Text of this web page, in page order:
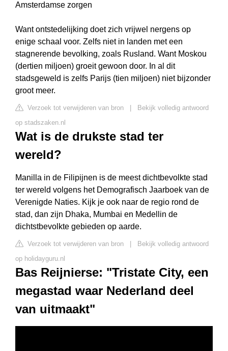
Amsterdamse zorgen
Want ontstedelijking doet zich vrijwel nergens op
enige schaal voor. Zelfs niet in landen met een
stagnerende bevolking, zoals Rusland. Want Moskou
(dertien miljoen) groeit gewoon door. In al dit
stadsgeweld is zelfs Parijs (tien miljoen) niet bijzonder
groot meer.
Verzoek tot verwijderen van bron
Bekijk volledig antwoord
op stadszaken.nl
Wat is de drukste stad ter
wereld?
Manilla in de Filipijnen is de meest dichtbevolkte stad
ter wereld volgens het Demografisch Jaarboek van de
Verenigde Naties. Kijk je ook naar de regio rond de
stad, dan zijn Dhaka, Mumbai en Medellin de
dichtstbevolkte gebieden op aarde.
Verzoek tot verwijderen van bron
Bekijk volledig antwoord
op holidayguru.nl
Bas Reijnierse: "Tristate City, een
megastad waar Nederland deel
van uitmaakt"